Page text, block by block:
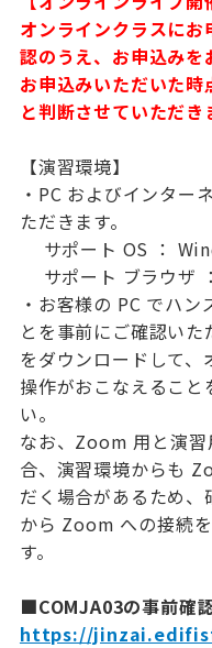
オンラインクラスに
認のうえ、お申込みを
お申込みいただいた
と判断させていただき
【演習環境】
・PC およびインター
ただきます。
サポート OS ：
サポート ブラウザ
・お客様の PC でハ
とを事前にご確認い
をダウンロードして、
操作がおこなえるこ
い。
なお、Zoom 用と演習
合、演習環境からも
だく場合があるため、
から Zoom への接続
す。
■COMJA03の事前確
https://